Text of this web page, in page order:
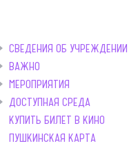
СВЕДЕНИЯ ОБ УЧРЕЖДЕНИИ
ВАЖНО
МЕРОПРИЯТИЯ
ДОСТУПНАЯ СРЕДА
КУПИТЬ БИЛЕТ В КИНО
ПУШКИНСКАЯ КАРТА